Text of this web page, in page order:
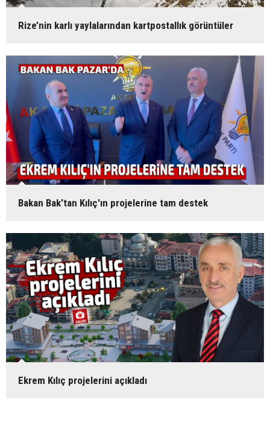
Rize’nin karlı yaylalarından kartpostallık görüntüler
Bakan Bak'tan Kılıç'ın projelerine tam destek
Ekrem Kılıç projelerini açıkladı